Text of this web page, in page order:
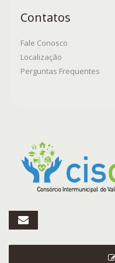
Contatos
Fale Conosco
Localização
Perguntas Frequentes